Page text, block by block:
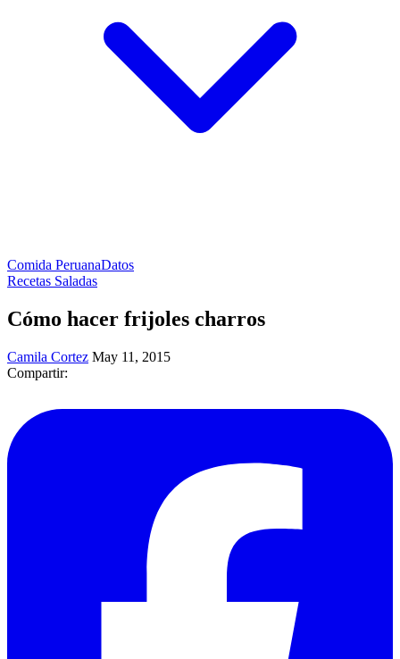
Comida PeruanaDatos
Recetas Saladas
Cómo hacer frijoles charros
Camila Cortez May 11, 2015
Compartir: